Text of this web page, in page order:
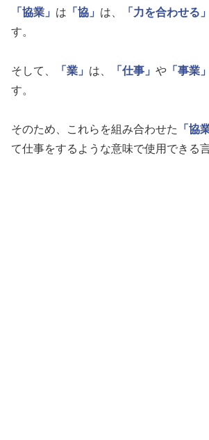
「協業」 は 「協」 は、 「力を合わせる」
す。
そして、 「業」 は、 「仕事」 や 「事業」
す。
そのため、これらを組み合わせた 「協
て仕事をするような意味で使用できる